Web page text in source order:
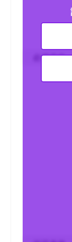
必須条件